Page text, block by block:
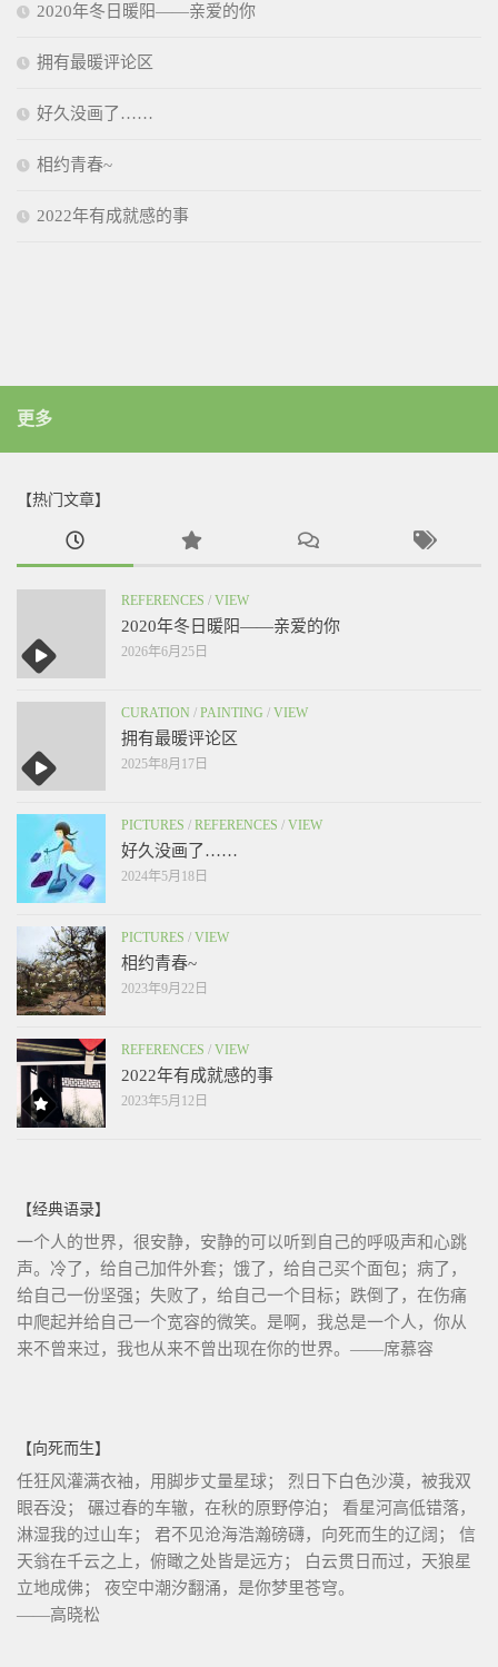
2020年冬日暖阳——亲爱的你
拥有最暖评论区
好久没画了……
相约青春~
2022年有成就感的事
更多
【热门文章】
REFERENCES / VIEW
2020年冬日暖阳——亲爱的你
2026年6月25日
CURATION / PAINTING / VIEW
拥有最暖评论区
2025年8月17日
PICTURES / REFERENCES / VIEW
好久没画了……
2024年5月18日
PICTURES / VIEW
相约青春~
2023年9月22日
REFERENCES / VIEW
2022年有成就感的事
2023年5月12日
【经典语录】
一个人的世界，很安静，安静的可以听到自己的呼吸声和心跳
声。冷了，给自己加件外套；饿了，给自己买个面包；病了，
给自己一份坚强；失败了，给自己一个目标；跌倒了，在伤痛
中爬起并给自己一个宽容的微笑。是啊，我总是一个人，你从
来不曾来过，我也从来不曾出现在你的世界。——席慕容
【向死而生】
任狂风灌满衣袖，用脚步丈量星球； 烈日下白色沙漠，被我双
眼吞没； 碾过春的车辙，在秋的原野停泊； 看星河高低错落，
淋湿我的过山车； 君不见沧海浩瀚磅礴，向死而生的辽阔； 信
天翁在千云之上，俯瞰之处皆是远方； 白云贯日而过，天狼星
立地成佛； 夜空中潮汐翻涌，是你梦里苍穹。
——高晓松